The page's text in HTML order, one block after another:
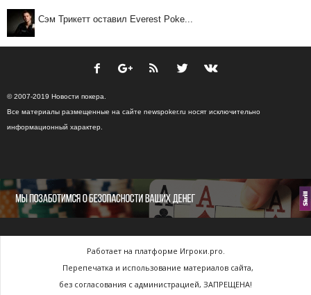
Сэм Трикетт оставил Everest Poke...
© 2007-2019 Новости покера.
Все материалы размещенные на сайте newspoker.ru носят исключительно
информационный характер.
Работает на платформе Игроки.pro.
Перепечатка и использование материалов сайта,
без согласования с администрацией, ЗАПРЕЩЕНА!